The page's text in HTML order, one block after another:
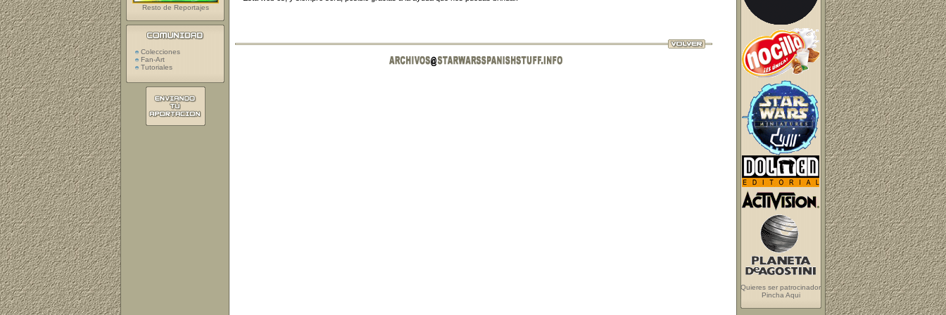
Quieres ser patrocinador
Pincha Aqui
Resto de Reportajes
Colecciones
Fan-Art
Tutoriales